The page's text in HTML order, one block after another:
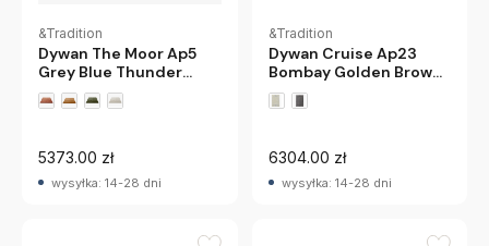
&Tradition
Dywan The Moor Ap5
Grey Blue Thunder
Andtradition
5373.00 zł
wysyłka: 14-28 dni
&Tradition
Dywan Cruise Ap23
Bombay Golden Brown
Andtradition
6304.00 zł
wysyłka: 14-28 dni